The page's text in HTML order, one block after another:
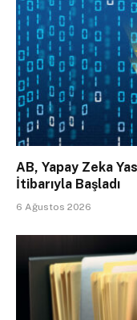
AB, Yapay Zeka
İtibarıyla Başladı
6 Ağustos 2026